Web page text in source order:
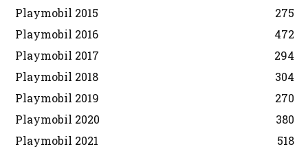
Playmobil 2015
275
Playmobil 2016
472
Playmobil 2017
294
Playmobil 2018
304
Playmobil 2019
270
Playmobil 2020
380
Playmobil 2021
518